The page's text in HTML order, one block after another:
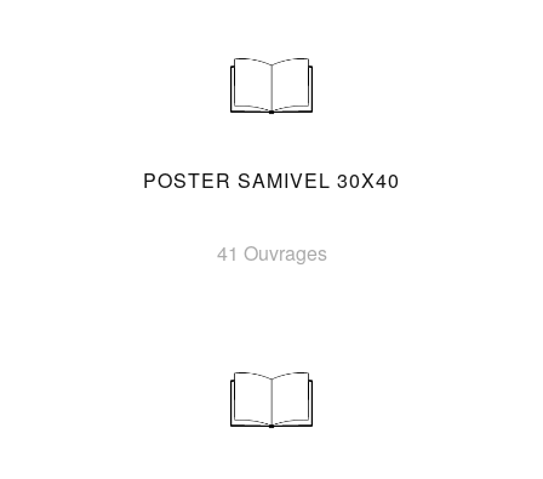
POSTER SAMIVEL 30X40
41 Ouvrages